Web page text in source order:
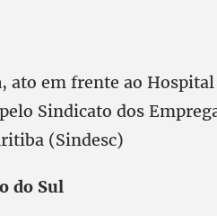
, ato em frente ao
Sindicato dos
(Sindesc)
do Sul